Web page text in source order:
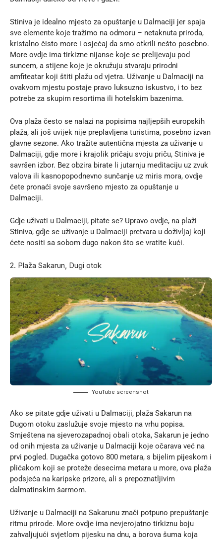
Stiniva je idealno mjesto za opuštanje u Dalmaciji jer spaja
sve elemente koje tražimo na odmoru – netaknuta priroda,
kristalno čisto more i osjećaj da smo otkrili nešto posebno.
More ovdje ima tirkizne nijanse koje se prelijevaju pod
suncem, a stijene koje je okružuju stvaraju prirodni
amfiteatar koji štiti plažu od vjetra. Uživanje u Dalmaciji na
ovakvom mjestu postaje pravo luksuzno iskustvo, i to bez
potrebe za skupim resortima ili hotelskim bazenima.
Ova plaža često se nalazi na popisima najljepših europskih
plaža, ali još uvijek nije preplavljena turistima, posebno izvan
glavne sezone. Ako tražite autentična mjesta za uživanje u
Dalmaciji, gdje more i krajolik pričaju svoju priču, Stiniva je
savršen izbor. Bez obzira birate li jutarnju meditaciju uz zvuk
valova ili kasnopopodnevno sunčanje uz miris mora, ovdje
ćete pronaći svoje savršeno mjesto za opuštanje u
Dalmaciji.
Gdje uživati u Dalmaciji, pitate se? Upravo ovdje, na plaži
Stiniva, gdje se uživanje u Dalmaciji pretvara u doživljaj koji
ćete nositi sa sobom dugo nakon što se vratite kući.
2. Plaža Sakarun, Dugi otok
YouTube screenshot
Ako se pitate gdje uživati u Dalmaciji, plaža Sakarun na
Dugom otoku zaslužuje svoje mjesto na vrhu popisa.
Smještena na sjeverozapadnoj obali otoka, Sakarun je jedno
od onih mjesta za uživanje u Dalmaciji koje očarava već na
prvi pogled. Dugačka gotovo 800 metara, s bijelim pijeskom i
plićakom koji se proteže desecima metara u more, ova plaža
podsjeća na karipske prizore, ali s prepoznatljivim
dalmatinskim šarmom.
Uživanje u Dalmaciji na Sakarunu znači potpuno prepuštanje
ritmu prirode. More ovdje ima nevjerojatno tirkiznu boju
zahvaljujući svjetlom pijesku na dnu, a borova šuma koja